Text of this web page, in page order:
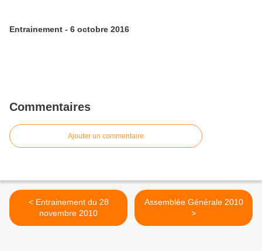
Entrainement - 6 octobre 2016
Commentaires
Ajouter un commentaire
< Entrainement du 28
novembre 2010
Assemblée Générale 2010
>